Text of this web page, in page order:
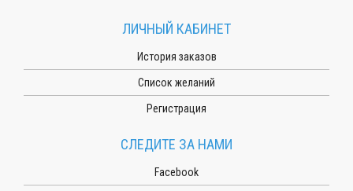
ЛИЧНЫЙ КАБИНЕТ
История заказов
Список желаний
Регистрация
СЛЕДИТЕ ЗА НАМИ
Facebook